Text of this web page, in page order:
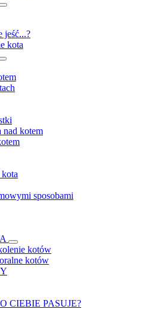
jeść...?
kota
nad kotem
sposobami
kotów
kotów
CIEBIE PASUJE?